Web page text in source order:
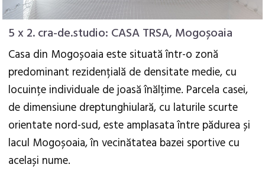
5 x 2. cra-de.studio: CASA TRSA, Mogoșoaia
Casa din Mogoșoaia este situată într-o zonă
predominant rezidențială de densitate medie, cu
locuințe individuale de joasă înălțime. Parcela casei,
de dimensiune dreptunghiulară, cu laturile scurte
orientate nord-sud, este amplasata între pădurea și
lacul Mogoșoaia, în vecinătatea bazei sportive cu
același nume.